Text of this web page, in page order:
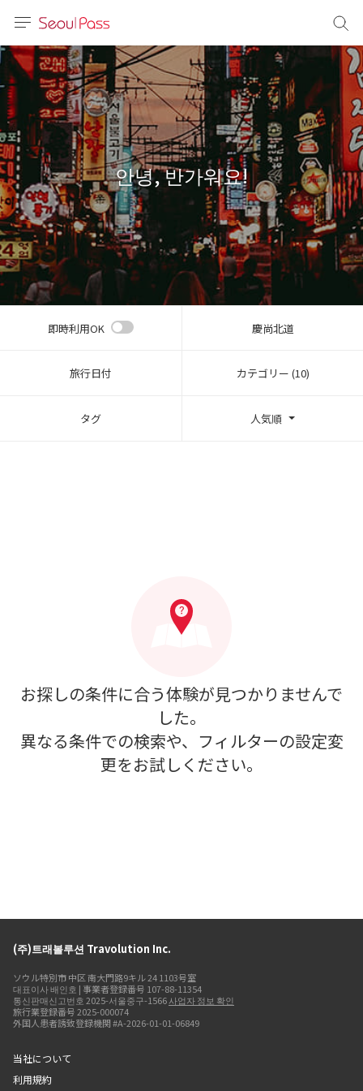
体)
文 (台灣)
안녕, 반가워요!
即時利用OK 慶尚北道
旅行日付 カテゴリー (10)
タグ 人気順
お探しの条件に合う体験が見つかりませんで
した。
異なる条件での検索や、フィルターの設定変
更をお試しください。
(주)트래볼루션 Travolution Inc.
ソウル特別市 中区 南大門路9キル 24 1103号室
대표이사 배인호 | 事業者登録番号 107-88-11354
통신판매신고번호 2025-서울중구-1566사업자 정보 확인
旅行業登録番号 2025-000074
外国人患者誘致登録機関 #A-2026-01-01-06849
当社について
利用規約